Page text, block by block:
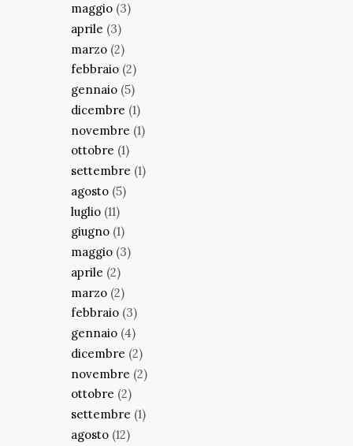
maggio (3)
aprile (3)
marzo (2)
febbraio (2)
gennaio (5)
dicembre (1)
novembre (1)
ottobre (1)
settembre (1)
agosto (5)
luglio (11)
giugno (1)
maggio (3)
aprile (2)
marzo (2)
febbraio (3)
gennaio (4)
dicembre (2)
novembre (2)
ottobre (2)
settembre (1)
agosto (12)